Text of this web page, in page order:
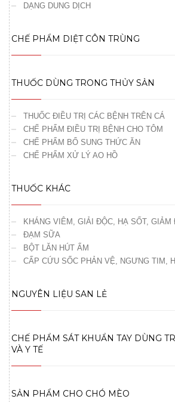
DẠNG DUNG DỊCH
CHẾ PHẨM DIỆT CÔN TRÙNG
THUỐC DÙNG TRONG THỦY SẢN
THUỐC ĐIỀU TRỊ CÁC BỆNH TRÊN CÁ
CHẾ PHẨM ĐIỀU TRỊ BỆNH CHO TÔM
CHẾ PHẨM BỔ SUNG THỨC ĂN
CHẾ PHẨM XỬ LÝ AO HỒ
THUỐC KHÁC
KHÁNG VIÊM, GIẢI ĐỘC, HẠ SỐT, GIẢM
ĐẠM SỮA
BỘT LĂN HÚT ẨM
CẤP CỨU SỐC PHẢN VỆ, NGƯNG TIM,
NGUYÊN LIỆU SAN LẺ
CHẾ PHẨM SÁT KHUẨN TAY DÙNG
VÀ Y TẾ
SẢN PHẨM CHO CHÓ MÈO